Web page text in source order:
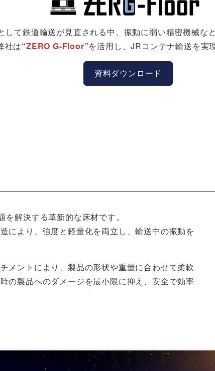
して鉄道輸送が見直される中、振動に弱い精密機械な
社は“ZERO G-Floor”を活用し、JRコンテナ輸送を実
資料ダウンロード
解決する革新的な床材です。
により、強度と軽量化を両立し、輸送中の振動を
メントにより、製品の形状や重量に合わせて柔軟
の製品へのダメージを最小限に抑え、安全で効率